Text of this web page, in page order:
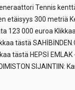
Tennis
etäisyys 300 metriä
123 000 euroa
tästä
tästä HEPSİ
SIJAINTIIN: